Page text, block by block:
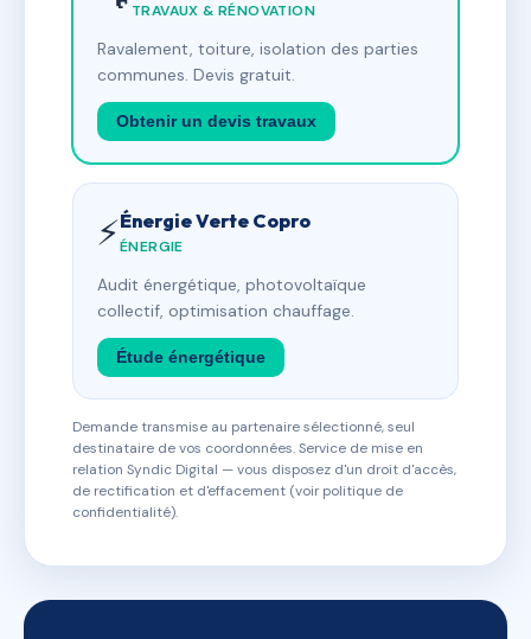
TRAVAUX & RÉNOVATION
Ravalement, toiture, isolation des parties
communes. Devis gratuit.
Obtenir un devis travaux
⚡Énergie Verte Copro
ÉNERGIE
Audit énergétique, photovoltaïque
collectif, optimisation chauffage.
Étude énergétique
Demande transmise au partenaire sélectionné, seul
destinataire de vos coordonnées. Service de mise en
relation Syndic Digital — vous disposez d'un droit d'accès,
de rectification et d'effacement (voir politique de
confidentialité).